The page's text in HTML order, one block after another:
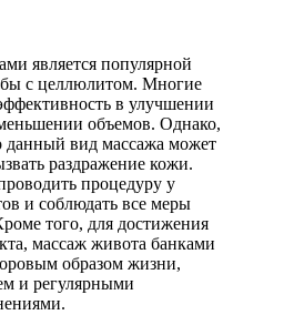
является популярной
с целлюлитом. Многие
в улучшении
объемов. Однако,
данный вид массажа может
раздражение кожи.
процедуру у
и соблюдать все меры
того, для достижения
массаж живота банками
образом жизни,
и регулярными